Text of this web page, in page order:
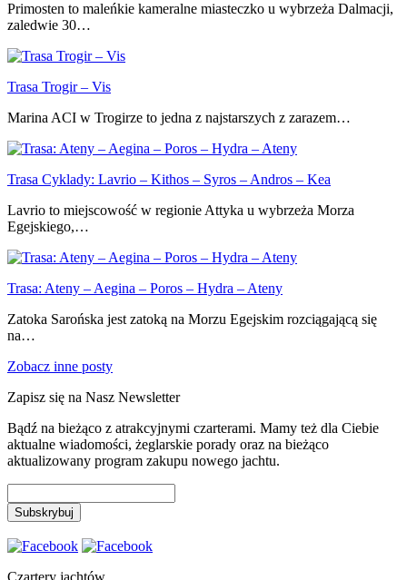
Primosten to maleńkie kameralne miasteczko u wybrzeża Dalmacji,
zaledwie 30…
Trasa Trogir – Vis
Marina ACI w Trogirze to jedna z najstarszych z zarazem…
Trasa Cyklady: Lavrio – Kithos – Syros – Andros – Kea
Lavrio to miejscowość w regionie Attyka u wybrzeża Morza
Egejskiego,…
Trasa: Ateny – Aegina – Poros – Hydra – Ateny
Zatoka Sarońska jest zatoką na Morzu Egejskim rozciągającą się
na…
Zobacz inne posty
Zapisz się na Nasz Newsletter
Bądź na bieżąco z atrakcyjnymi czarterami. Mamy też dla Ciebie
aktualne wiadomości, żeglarskie porady oraz na bieżąco
aktualizowany program zakupu nowego jachtu.